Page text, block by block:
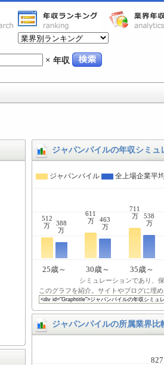
× 年収
ジャパンパイルの年収シミュ
ジャパンパイル 全上場企業平
512
万
388
万
611
万
463
万
711
万
538
万
25歳～ 30歳～ 35歳～
シミュレーションであり、
このグラフを紹介。サイトやブログに埋
ジャパンパイルの所属業界比